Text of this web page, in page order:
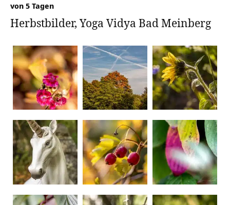
von 5 Tagen
Herbstbilder, Yoga Vidya Bad Meinberg